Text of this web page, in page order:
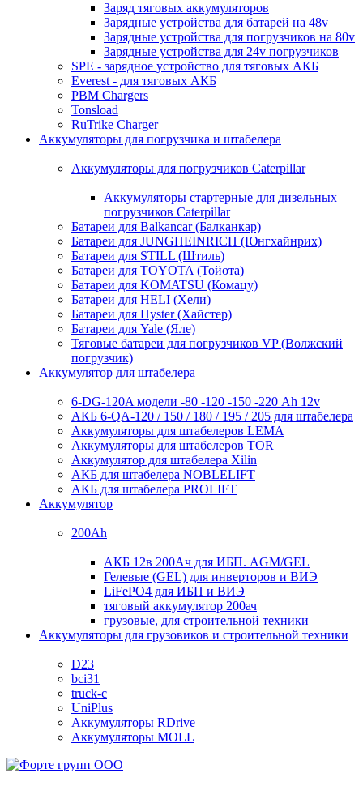
Заряд тяговых аккумуляторов
Зарядные устройства для батарей на 48v
Зарядные устройства для погрузчиков на 80v
Зарядные устройства для 24v погрузчиков
SPE - зарядное устройство для тяговых АКБ
Everest - для тяговых АКБ
PBM Chargers
Tonsload
RuTrike Charger
Аккумуляторы для погрузчика и штабелера
Аккумуляторы для погрузчиков Caterpillar
Аккумуляторы стартерные для дизельных
погрузчиков Caterpillar
Батареи для Balkancar (Балканкар)
Батареи для JUNGHEINRICH (Юнгхайнрих)
Батареи для STILL (Штиль)
Батареи для TOYOTA (Тойота)
Батареи для KOMATSU (Комацу)
Батареи для HELI (Хели)
Батареи для Hyster (Хайстер)
Батареи для Yale (Яле)
Тяговые батареи для погрузчиков VP (Волжский
погрузчик)
Аккумулятор для штабелера
6-DG-120A модели -80 -120 -150 -220 Ah 12v
АКБ 6-QA-120 / 150 / 180 / 195 / 205 для штабелера
Аккумуляторы для штабелеров LEMA
Аккумуляторы для штабелеров TOR
Аккумулятор для штабелера Xilin
АКБ для штабелера NOBLELIFT
АКБ для штабелера PROLIFT
Аккумулятор
200Ah
АКБ 12в 200Ач для ИБП. AGM/GEL
Гелевые (GEL) для инверторов и ВИЭ
LiFePO4 для ИБП и ВИЭ
тяговый аккумулятор 200ач
грузовые, для строительной техники
Аккумуляторы для грузовиков и строительной техники
D23
bci31
truck-c
UniPlus
Аккумуляторы RDrive
Аккумуляторы MOLL